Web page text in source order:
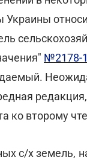
Украины
№2178-
ко второму
с/х земель,